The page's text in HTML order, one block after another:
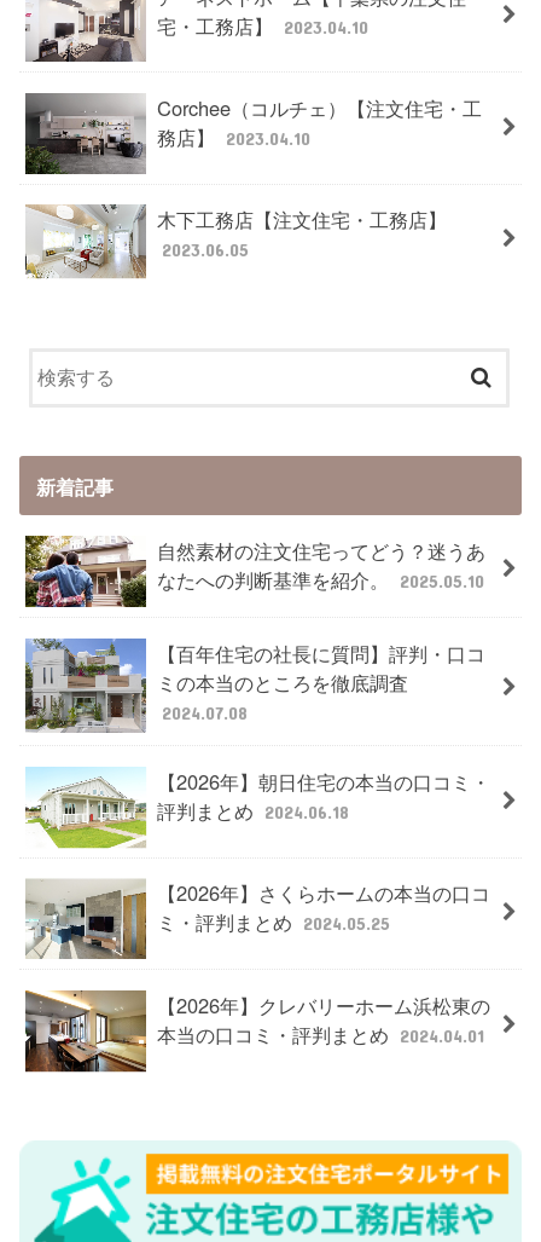
宅・工務店】
2023.04.10
Corchee（コルチェ）【注文住宅・工
務店】
2023.04.10
木下工務店【注文住宅・工務店】
2023.06.05
新着記事
自然素材の注文住宅ってどう？迷うあ
なたへの判断基準を紹介。
2025.05.10
【百年住宅の社長に質問】評判・口コ
ミの本当のところを徹底調査
2024.07.08
【2026年】朝日住宅の本当の口コミ・
評判まとめ
2024.06.18
【2026年】さくらホームの本当の口コ
ミ・評判まとめ
2024.05.25
【2026年】クレバリーホーム浜松東の
本当の口コミ・評判まとめ
2024.04.01